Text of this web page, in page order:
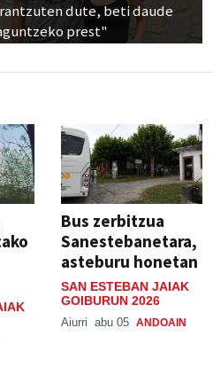
dute, beti daude
prest"
Bus zerbitzua
Sanestebanetara,
asteburu honetan
SAN ESTEBAN JAIAK
GOIBURUN 2026
Aiurri abu 05 ANDOAIN